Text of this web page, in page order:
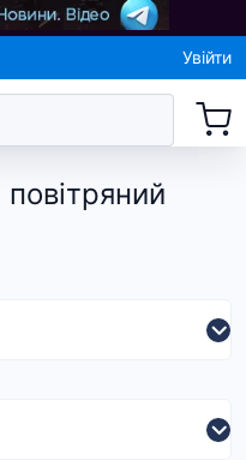
Увійти
повітряний